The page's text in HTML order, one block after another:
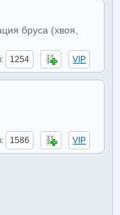
бруса (хвоя,
1254 VIP
1586 VIP